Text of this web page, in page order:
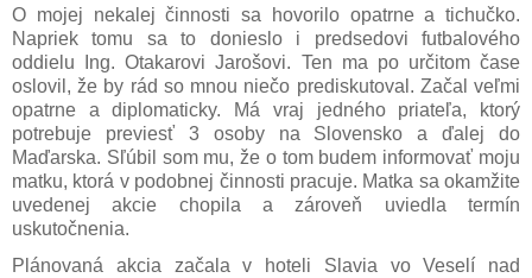
O mojej nekalej činnosti sa hovorilo opatrne a tichučko.
Napriek tomu sa to donieslo i predsedovi futbalového
oddielu Ing. Otakarovi Jarošovi. Ten ma po určitom čase
oslovil, že by rád so mnou niečo prediskutoval. Začal veľmi
opatrne a diplomaticky. Má vraj jedného priateľa, ktorý
potrebuje previesť 3 osoby na Slovensko a ďalej do
Maďarska. Sľúbil som mu, že o tom budem informovať moju
matku, ktorá v podobnej činnosti pracuje. Matka sa okamžite
uvedenej akcie chopila a zároveň uviedla termín
uskutočnenia.
Plánovaná akcia začala v hoteli Slavia vo Veselí nad